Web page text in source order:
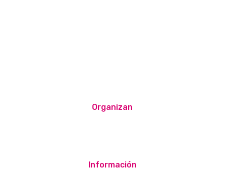
Organizan
Información